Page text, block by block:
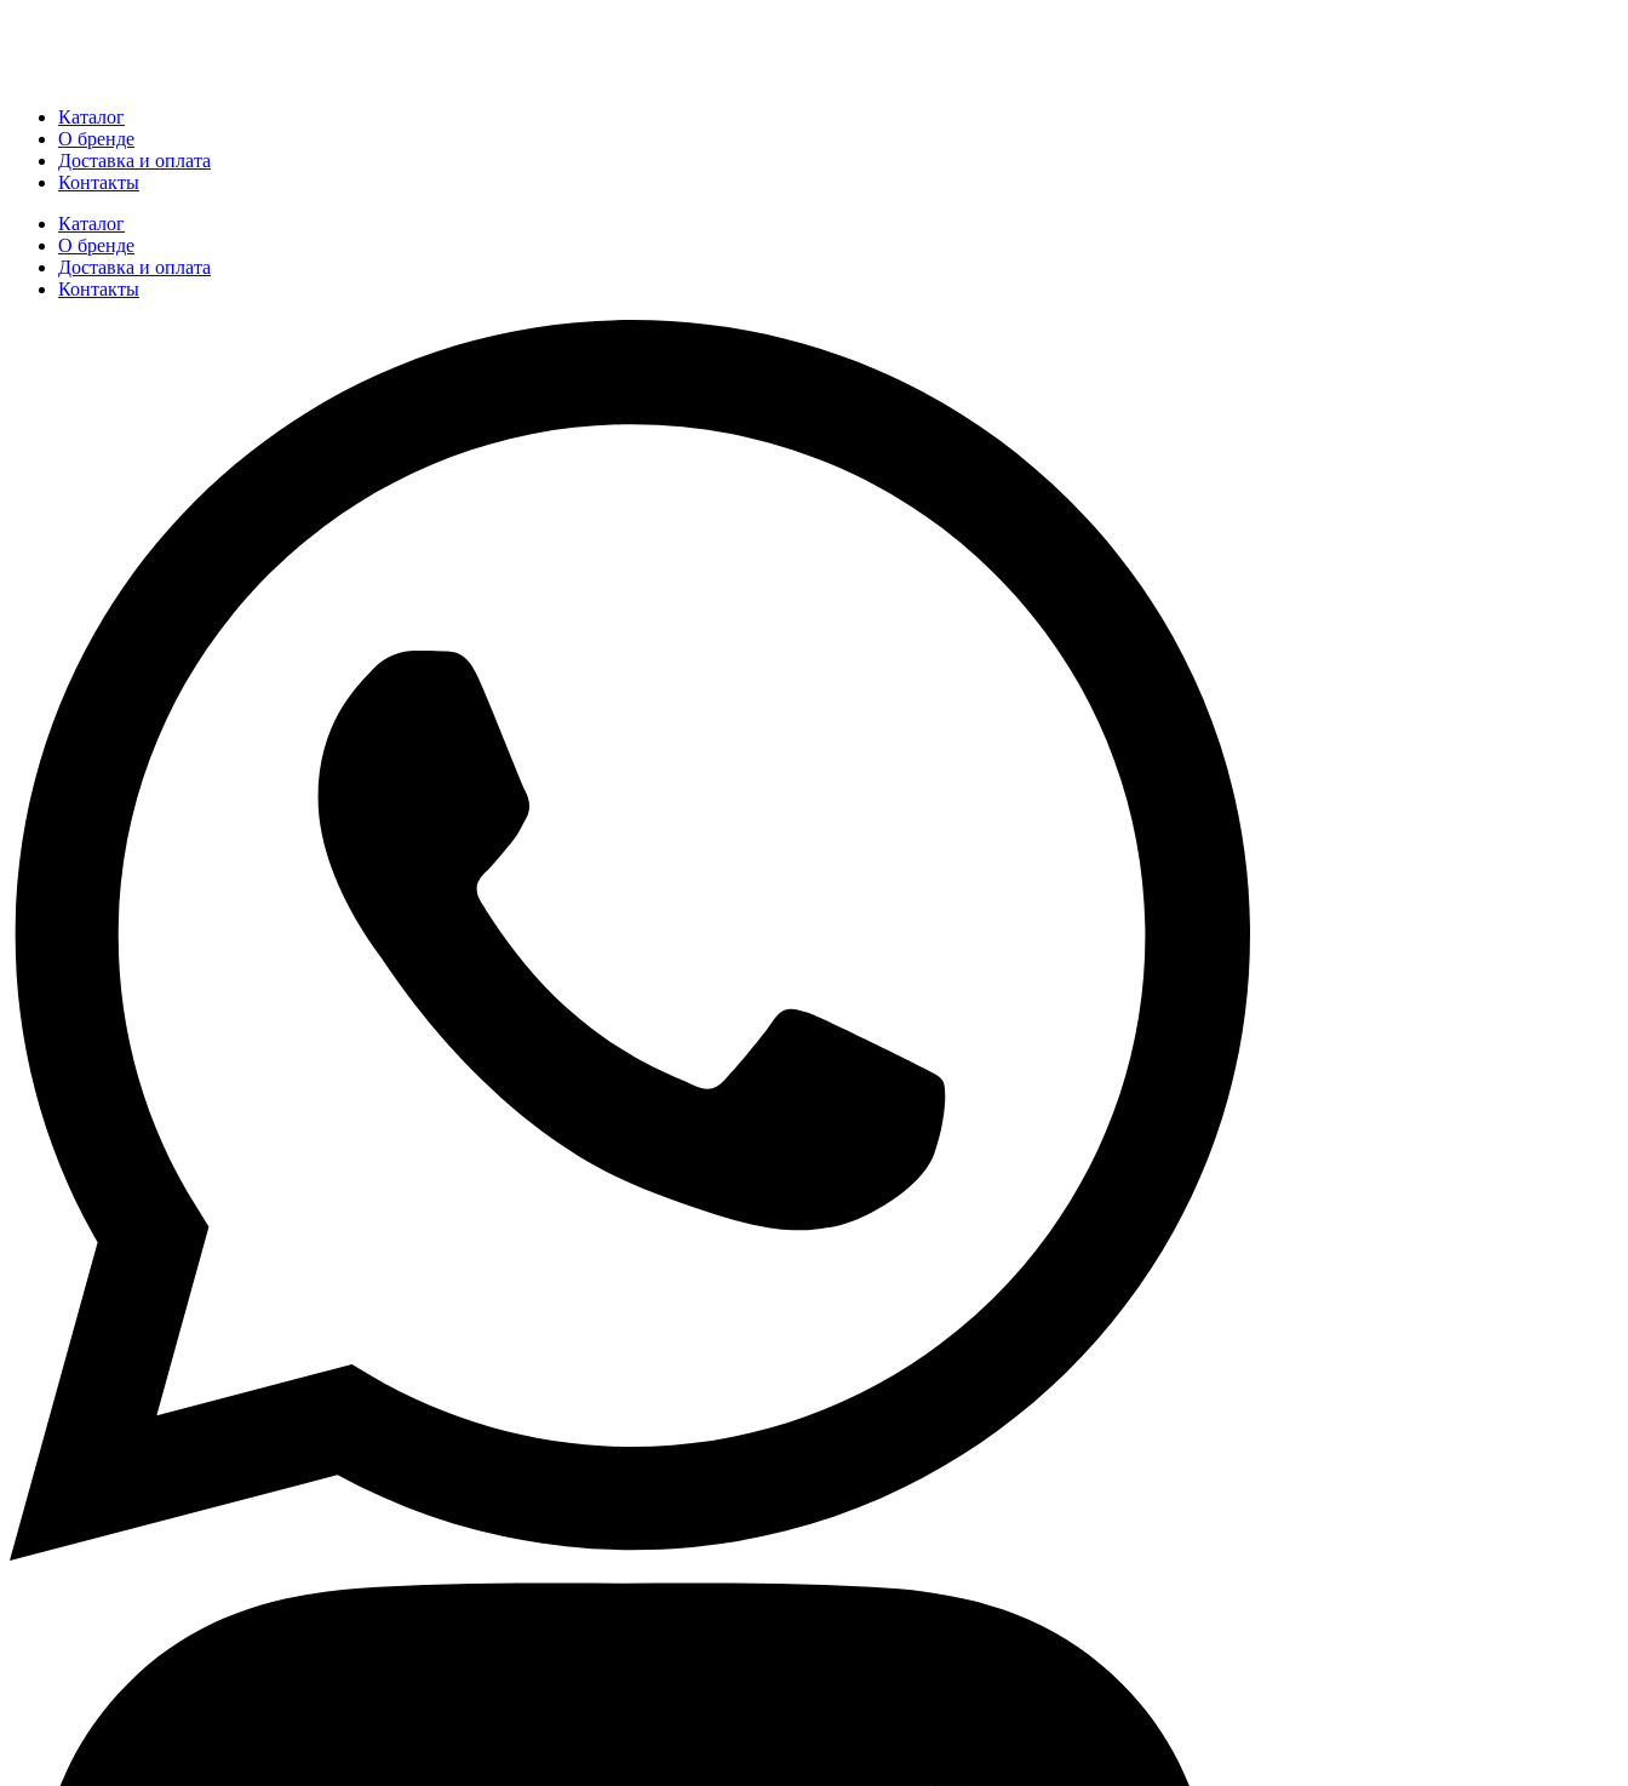
Каталог
О бренде
Доставка и оплата
Контакты
Каталог
О бренде
Доставка и оплата
Контакты